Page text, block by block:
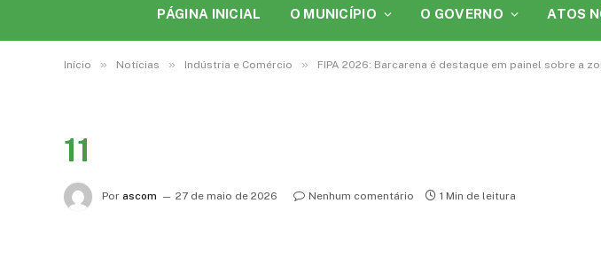
PÁGINA INICIAL O MUNICÍPIO O GOVERNO ATOS
Início » Notícias » Indústria e Comércio » FIPA 2026: Barcarena é destaque em painel sobre a
11
Por ascom 27 de maio de 2026 Nenhum comentário 1 Min de leitura